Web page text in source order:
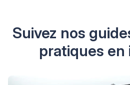
Suivez nos
pratiques en